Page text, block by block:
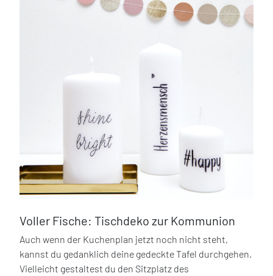
Voller Fische: Tischdeko zur Kommunion
Auch wenn der Kuchenplan jetzt noch nicht steht,
kannst du gedanklich deine gedeckte Tafel durchgehen.
Vielleicht gestaltest du den Sitzplatz des